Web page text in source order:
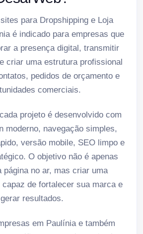
para Dropshipping e Loja
é indicado para empresas que
a presença digital, transmitir
criar uma estrutura profissional
pedidos de orçamento e
comerciais.
projeto é desenvolvido com
moderno, navegação simples,
versão mobile, SEO limpo e
O objetivo não é apenas
página no ar, mas criar uma
de fortalecer sua marca e
gerar resultados.
em Paulínia e também